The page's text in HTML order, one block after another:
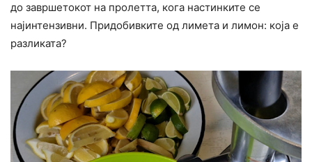
до завршетокот на пролетта, кога настинките се
најинтензивни. Придобивките од лимета и лимон: која е
разликата?